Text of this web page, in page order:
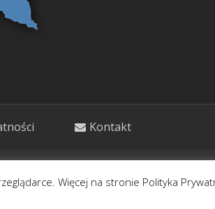
Kontakt
i kosmetycznym. Wpisy nie stanowią
Więcej na stronie Polityka